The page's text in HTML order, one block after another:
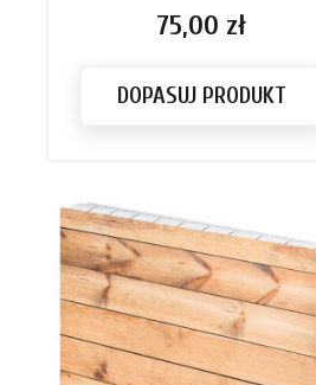
Cena
75,00 zł
DOPASUJ PRODUKT